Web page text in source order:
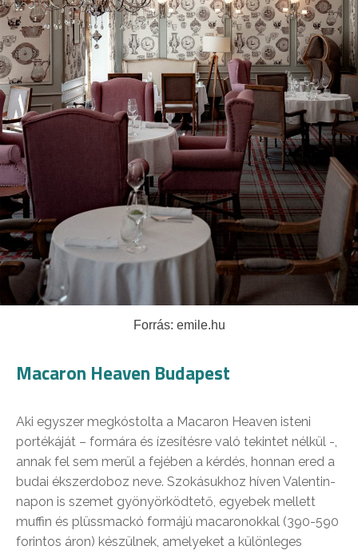
Forrás: emile.hu
Macaron Heaven Budapest
Aki egyszer megkóstolta a Macaron Heaven isteni
portékáját – formára és ízesítésre való tekintet nélkül -,
annak fel sem merül a fejében a kérdés, honnan ered a
budai ékszerdoboz neve. Szokásukhoz híven Valentin-
napon is szemet gyönyörködtető, egyebek mellett
muffin és plüssmackó formájú macaronokkal (390-590
forintos áron) készülnek, amelyeket a különleges